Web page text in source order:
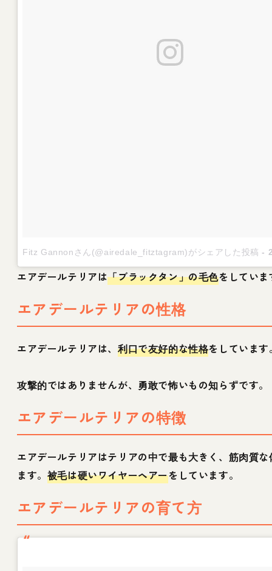
Fitz Gannonさん(@airedale_fitztagram)がシェアした投稿 -
エアデールテリアは「ブラックタン」の毛色をしていま
エアデールテリアの性格
エアデールテリアは、利口で友好的な性格をしています
攻撃的ではありませんが、勇敢で怖いもの知らずです。
エアデールテリアの特徴
エアデールテリアはテリアの中で最も大きく、筋肉質
ます。 被毛は硬いワイヤーヘアーをしています。
エアデールテリアの育て方